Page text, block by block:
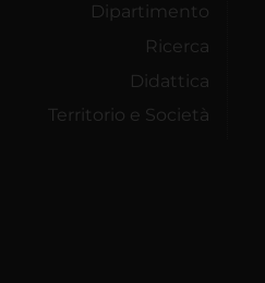
Dipartimento
Ricerca
Didattica
Territorio e Società